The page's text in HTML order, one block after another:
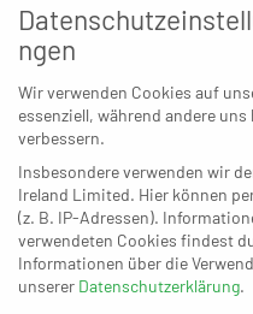
Auszeit keine wirksames
konnte. Die Panther festigen
mit nun 25:11 Zählern
Emsdetten (31:3) und der
Mit dem 4:1 (8.), 6:3 (11.)
Mannschaft den besseren
konnte sich fortan keiner
absetzen. Ahlen glich zum
(18.) erstmals die Führung.
10:12 (21.) und 13:15 (27.)
ngen
Wir verwenden Cookies auf
essenziell, während andere
verbessern.
Insbesondere verwenden wir
Ireland Limited. Hier können
(z. B. IP-Adressen).
verwendeten Cookies findest
Informationen über die
unserer Datenschutzerklärung.